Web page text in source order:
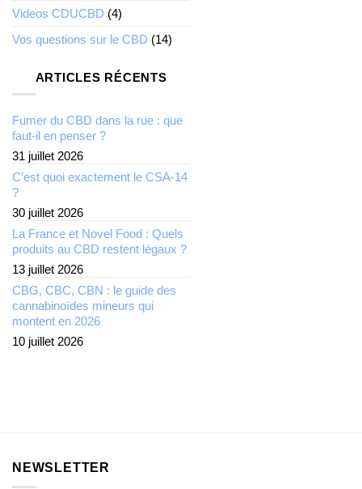
Videos CDUCBD (4)
Vos questions sur le CBD (14)
ARTICLES RÉCENTS
Fumer du CBD dans la rue : que
faut-il en penser ?
31 juillet 2026
C’est quoi exactement le CSA-14
?
30 juillet 2026
La France et Novel Food : Quels
produits au CBD restent légaux ?
13 juillet 2026
CBG, CBC, CBN : le guide des
cannabinoïdes mineurs qui
montent en 2026
10 juillet 2026
NEWSLETTER